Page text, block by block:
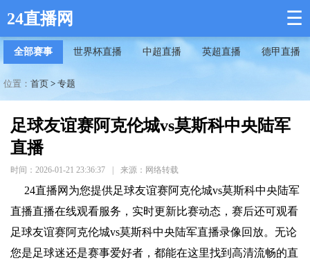
24直播网 ☰
全部赛事 世界杯直播 中超直播 英超直播 德甲直播
位置： 首页 > 专题
足球友谊赛阿克伦城vs莫斯科中央陆军
直播
时间：2026-01-21 23:36:37 来源：网络转载
24直播网为您提供足球友谊赛阿克伦城vs莫斯科中央陆军
直播直播在线观看服务，实时更新比赛动态，赛后还可观看
足球友谊赛阿克伦城vs莫斯科中央陆军直播录像回放。无论
您是足球迷还是赛事爱好者，都能在这里找到高清流畅的直